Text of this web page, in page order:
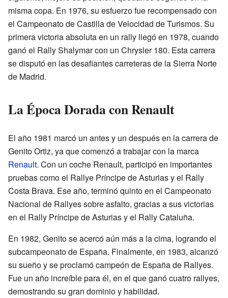
misma copa. En 1976, su esfuerzo fue recompensado con
el Campeonato de Castilla de Velocidad de Turismos. Su
primera victoria absoluta en un rally llegó en 1978, cuando
ganó el Rally Shalymar con un Chrysler 180. Esta carrera
se disputó en las desafiantes carreteras de la Sierra Norte
de Madrid.
La Época Dorada con Renault
El año 1981 marcó un antes y un después en la carrera de
Genito Ortiz, ya que comenzó a trabajar con la marca
Renault. Con un coche Renault, participó en importantes
pruebas como el Rallye Príncipe de Asturias y el Rally
Costa Brava. Ese año, terminó quinto en el Campeonato
Nacional de Rallyes sobre asfalto, gracias a sus victorias
en el Rally Príncipe de Asturias y el Rally Cataluña.
En 1982, Genito se acercó aún más a la cima, logrando el
subcampeonato de España. Finalmente, en 1983, alcanzó
su sueño y se proclamó campeón de España de Rallyes.
Fue un año increíble para él, en el que ganó cuatro rallyes,
demostrando su gran dominio y habilidad.